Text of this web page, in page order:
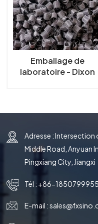
국의
Emballage de
laboratoire - Dixon
Adresse : Intersection
Middle Road, Anyuan
Pingxiang City, Jiangxi
Tél : +86-
E-mail :